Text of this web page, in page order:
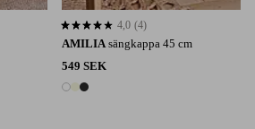
AMILIA sängkappa 45 cm
549 SEK
3 färger
4,0 baserat på 4 st betyg
4,0 (4)